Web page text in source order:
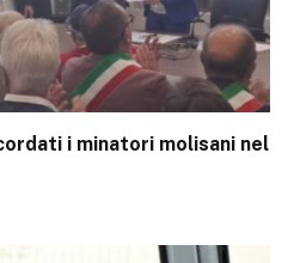
i minatori molisani nel